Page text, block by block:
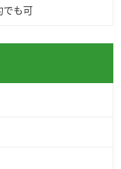
でも可